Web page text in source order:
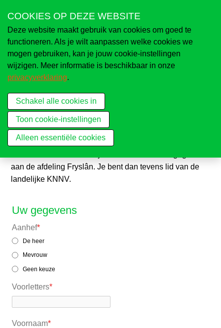
links
over
Spring
naar
de
Spring
naar
de
inhoud
Menu
Lid worden
Wil je lid worden van de KNNV-afdeling Fryslân? Vul het
aan de afdeling Fryslân. Je bent dan tevens lid van de
landelijke KNNV.
Uw gegevens
Aanhef*
De heer
Mevrouw
Geen keuze
Voorletters*
Voornaam*
Naar knnv.nl
Naar overzicht afdelingen
Contact
COOKIES OP DEZE WEBSITE
Deze website maakt gebruik van cookies om goed te
functioneren. Als je wilt aanpassen welke cookies we
mogen gebruiken, kan je jouw cookie-instellingen
wijzigen. Meer informatie is beschikbaar in onze
privacyverklaring.
Schakel alle cookies in
Toon cookie-instellingen
Alleen essentiële cookies